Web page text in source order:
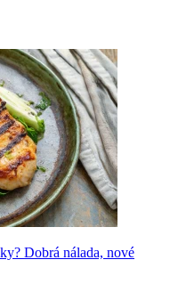
Dobrá nálada, nové